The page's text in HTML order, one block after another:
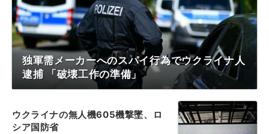
独軍需メーカーへのスパイ行為でウクライナ人
逮捕 「破壊工作の準備」
ウクライナの無人機605機撃墜、ロ
シア国防省